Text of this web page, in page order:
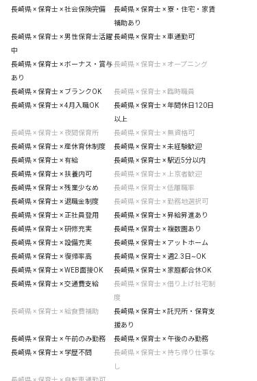
長崎県 × 保育士 × 社会保険完備
長崎県 × 保育士 × 寮・住宅・家賃
補助あり
長崎県 × 保育士 × 男性保育士活躍
中
長崎県 × 保育士 × 車通勤可
長崎県 × 保育士 × ボーナス・賞与
あり
長崎県 × 保育士 × オープニング
長崎県 × 保育士 × ブランクOK
長崎県 × 保育士 × 臨時職員
長崎県 × 保育士 × 4月入職OK
長崎県 × 保育士 × 年間休日120日
以上
長崎県 × 保育士 × 夜間保育所
長崎県 × 保育士 × 無資格可
長崎県 × 保育士 × 産休育休制度
長崎県 × 保育士 × 未経験歓迎
長崎県 × 保育士 × 有給
長崎県 × 保育士 × 駅近5分以内
長崎県 × 保育士 × 扶養内可
長崎県 × 保育士 × 上京者歓迎
長崎県 × 保育士 × 残業少なめ
長崎県 × 保育士 × 低離職率
長崎県 × 保育士 × 退職金制度
長崎県 × 保育士 × 勤務地選択可
長崎県 × 保育士 × 正社員登用
長崎県 × 保育士 × 昇給昇進あり
長崎県 × 保育士 × 研修充実
長崎県 × 保育士 × 複数園あり
長崎県 × 保育士 × 設備充実
長崎県 × 保育士 × アットホーム
長崎県 × 保育士 × 復帰率高
長崎県 × 保育士 × 週2.3日~OK
長崎県 × 保育士 × WEB面接OK
長崎県 × 保育士 × 家庭都合休OK
長崎県 × 保育士 × 交通費支給
長崎県 × 保育士 × 借り上げ社宅制
度
長崎県 × 保育士 × 給食費補助
長崎県 × 保育士 × 託児所・保育支
援あり
長崎県 × 保育士 × 午前のみ勤務
長崎県 × 保育士 × 午後のみ勤務
長崎県 × 保育士 × 学歴不問
長崎県 × 保育士 × 持ち帰り仕事な
し